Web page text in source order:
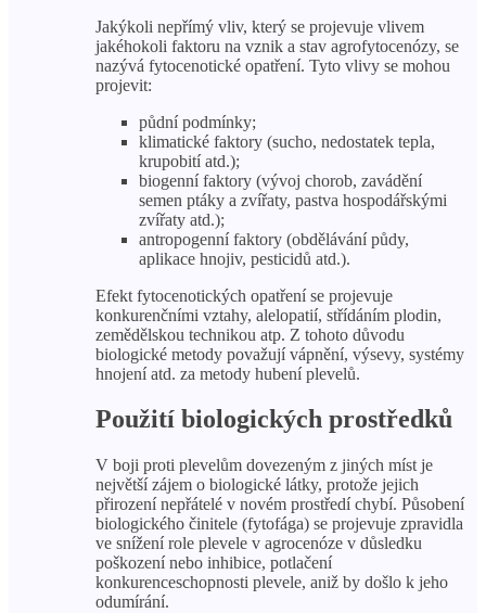
Jakýkoli nepřímý vliv, který se projevuje vlivem
jakéhokoli faktoru na vznik a stav agrofytocenózy, se
nazývá fytocenotické opatření. Tyto vlivy se mohou
projevit:
půdní podmínky;
klimatické faktory (sucho, nedostatek tepla,
krupobití atd.);
biogenní faktory (vývoj chorob, zavádění
semen ptáky a zvířaty, pastva hospodářskými
zvířaty atd.);
antropogenní faktory (obdělávání půdy,
aplikace hnojiv, pesticidů atd.).
Efekt fytocenotických opatření se projevuje
konkurenčními vztahy, alelopatií, střídáním plodin,
zemědělskou technikou atp. Z tohoto důvodu
biologické metody považují vápnění, výsevy, systémy
hnojení atd. za metody hubení plevelů.
Použití biologických prostředků
V boji proti plevelům dovezeným z jiných míst je
největší zájem o biologické látky, protože jejich
přirození nepřátelé v novém prostředí chybí. Působení
biologického činitele (fytofága) se projevuje zpravidla
ve snížení role plevele v agrocenóze v důsledku
poškození nebo inhibice, potlačení
konkurenceschopnosti plevele, aniž by došlo k jeho
odumírání.